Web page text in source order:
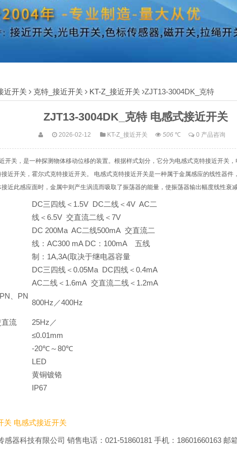
近开关 克特_接近开关 KT-Z_接近开关 ZJT13-3004DK_克特
ZJT13-3004DK_克特 电感式接近开关
2026-02-12 KT-Z_接近开关 506℃ 0 产品咨询
开关，是一种探测物体移动位移的装置。根据样式划分，它分为电感式克特接近开关
近开关，霍尔式克特接近开关。 电感式克特接近开关是一种属于金属感应的线性器件
近此感应面时，金属中则产生涡流而吸取了振荡器的能量，使振荡器输出幅度线性衰
DC三四线＜1.5V DC二线＜4V AC二
线＜6.5V 交直流二线＜7V
DC 200Ma AC二线500mA 交直流二
线：AC300 mA DC：100mA 五线
制：1A,3A(取决于继电器容量
DC三四线＜0.05Ma DC四线＜0.4mA
AC二线＜1.6mA 交直流二线＜1.2mA
、PN
800Hz／400Hz
直流
25Hz／
≤0.01mm
-20℃～80℃
LED
黄铜镀铬
IP67
关 电感式接近开关
感器科技有限公司 销售电话：021-51860181 手机：18601660163 邮